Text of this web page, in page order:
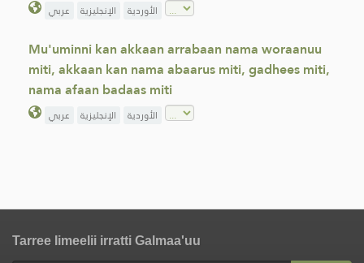
عربي الإنجليزية الأوردية
Mu'uminni kan akkaan arrabaan nama woraanuu
miti, akkaan kan nama abaarus miti, gadhees miti,
nama afaan badaas miti
عربي الإنجليزية الأوردية
Tarree Iimeelii irratti Galmaa'uu